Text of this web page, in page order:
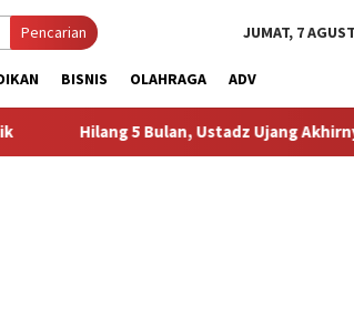
Pencarian JUMAT, 7
BISNIS OLAHRAGA ADV
Bulan, Ustadz Ujang Akhirnya Kembali